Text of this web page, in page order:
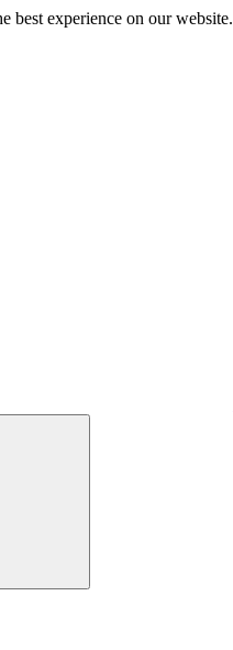
best experience on our website.